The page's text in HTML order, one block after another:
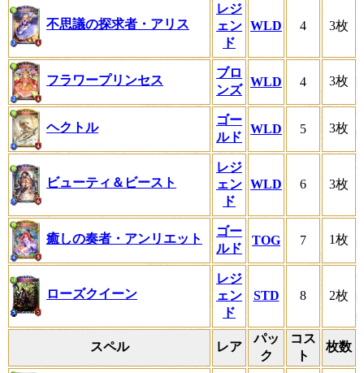
不思議の探求者・アリス
レジ
ェン
ド
WLD 4 3枚
フラワープリンセス
ブロ
ンズ
WLD 4 3枚
ヘクトル
ゴー
ルド
WLD 5 3枚
ビューティ＆ビースト
レジ
ェン
ド
WLD 6 3枚
癒しの奏者・アンリエット
ゴー
ルド
TOG 7 1枚
ローズクイーン
レジ
ェン
ド
STD 8 2枚
スペル レア
パッ
ク
コス
ト
枚数